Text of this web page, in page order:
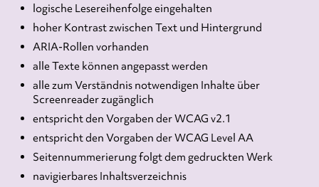
logische Lesereihenfolge eingehalten
hoher Kontrast zwischen Text und Hintergrund
ARIA-Rollen vorhanden
alle Texte können angepasst werden
alle zum Verständnis notwendigen Inhalte über
Screenreader zugänglich
entspricht den Vorgaben der WCAG v2.1
entspricht den Vorgaben der WCAG Level AA
Seitennummerierung folgt dem gedruckten Werk
navigierbares Inhaltsverzeichnis